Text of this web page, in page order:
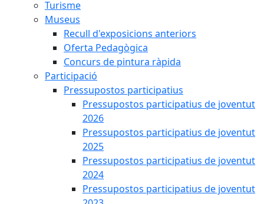
Turisme
Museus
Recull d'exposicions anteriors
Oferta Pedagògica
Concurs de pintura ràpida
Participació
Pressupostos participatius
Pressupostos participatius de joventut
2026
Pressupostos participatius de joventut
2025
Pressupostos participatius de joventut
2024
Pressupostos participatius de joventut